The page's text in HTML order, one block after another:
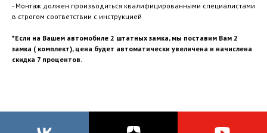
- Монтаж должен производиться квалифицированными специалистами
в строгом соответствии с инструкцией
*Если на Вашем автомобиле 2 штатных замка, мы поставим Вам 2
замка ( комплект), цена будет автоматически увеличена и начислена
скидка 7 процентов.